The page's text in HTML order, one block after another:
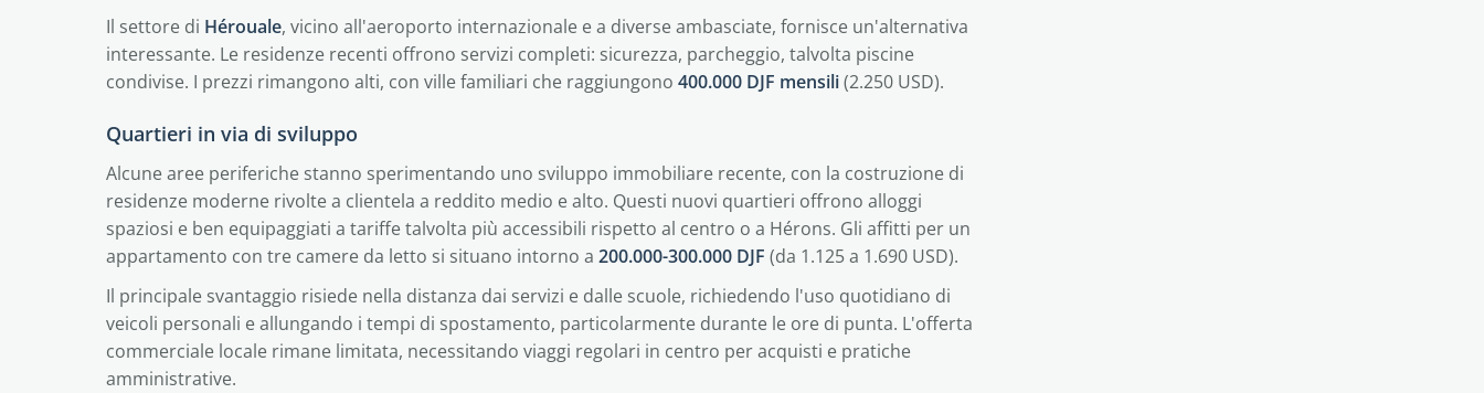
Il settore di Hérouale, vicino all'aeroporto internazionale e a diverse ambasciate, fornisce un'alternativa
interessante. Le residenze recenti offrono servizi completi: sicurezza, parcheggio, talvolta piscine
condivise. I prezzi rimangono alti, con ville familiari che raggiungono 400.000 DJF mensili(2.250 USD).
Quartieri in via di sviluppo
Alcune aree periferiche stanno sperimentando uno sviluppo immobiliare recente, con la costruzione di
residenze moderne rivolte a clientela a reddito medio e alto. Questi nuovi quartieri offrono alloggi
spaziosi e ben equipaggiati a tariffe talvolta più accessibili rispetto al centro o a Hérons. Gli affitti per un
appartamento con tre camere da letto si situano intorno a 200.000-300.000 DJF (da 1.125 a 1.690 USD).
Il principale svantaggio risiede nella distanza dai servizi e dalle scuole, richiedendo l'uso quotidiano di
veicoli personali e allungando i tempi di spostamento, particolarmente durante le ore di punta. L'offerta
commerciale locale rimane limitata, necessitando viaggi regolari in centro per acquisti e pratiche
amministrative.